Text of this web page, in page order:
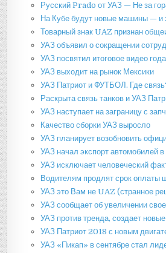
Русский Prado от УАЗ — Не за
На Кубе будут новые машины — и
Товарный знак UAZ признан
УАЗ объявил о сокращении
УАЗ посвятил итоговое видео
УАЗ выходит на рынок Мексики
УАЗ Патриот и ФУТБОЛ. Где
Раскрыта связь танков и УАЗ
УАЗ наступает на заграницу с
Качество сборки УАЗ выросло
УАЗ планирует возобновить
УАЗ начал экспорт автомобилей
УАЗ исключает человеческий
Водителям продлят срок оплаты
УАЗ это Вам не UAZ (странное
УАЗ сообщает об увеличении
УАЗ против тренда, создает
УАЗ Патриот 2018 с новым
УАЗ «Пикап» в сентябре стал